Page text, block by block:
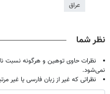
عراق
نظر شما
نظرات حاوی توهین و هرگونه نسبت
نمی‌شود.
نظراتی که غیر از زبان فارسی یا غیر